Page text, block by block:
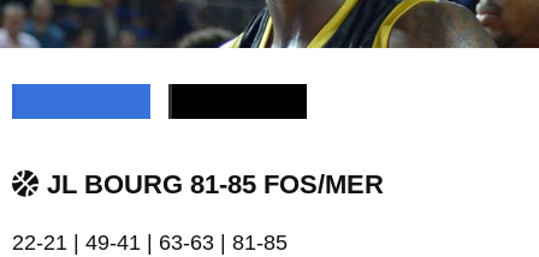
JL BOURG 81-85 FOS/MER
22-21 | 49-41 | 63-63 | 81-85